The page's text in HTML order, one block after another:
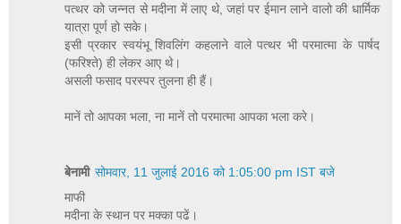
पत्थर को जन्नत से मदीना में लाए थे, जहां पर ईमान लाने वालो की धार्मिक
यात्रा पूर्ण हो सके।
इसी प्रकार स्वयंभू शिवलिंग कहलाने वाले पत्थर भी परमात्मा के पार्षद
(फरिश्ते) ही लेकर आए थे।
असली फसाद परस्पर तुलना ही हैं।
मानें तो आपका भला, ना मानें तो परमात्मा आपका भला करे।
बेनामी सोमवार, 11 जुलाई 2016 को 1:05:00 pm IST बजे
माफी
मदीना के स्थान पर मक्का पढें।